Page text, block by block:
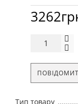
Тип товару